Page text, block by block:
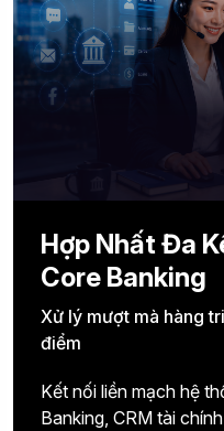
Hợp Nhất Đa
Core Banking
Xử lý mượt mà hàng
điểm
Kết nối liền mạch hệ
Banking, CRM tài